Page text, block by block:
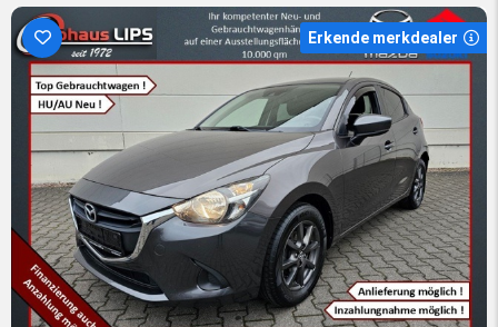
Erkende merkdealer